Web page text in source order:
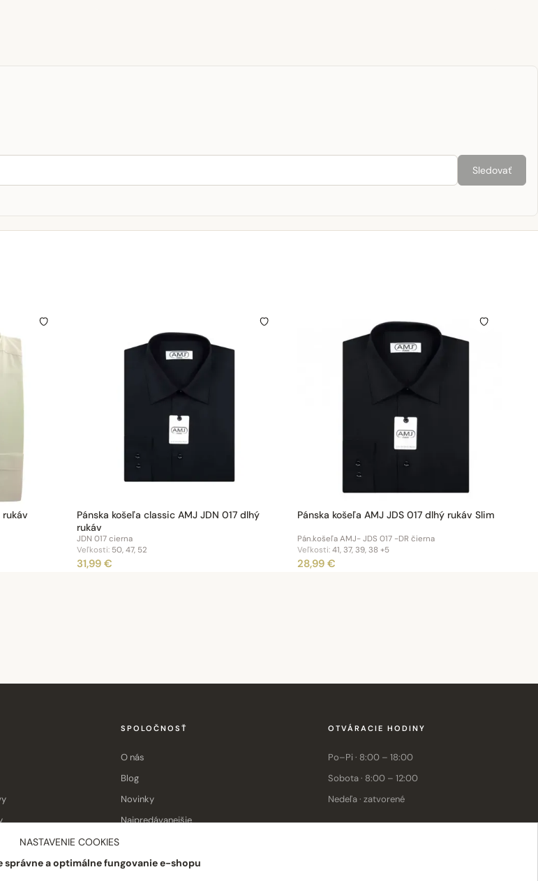
Sledovať
rukáv
Pánska košeľa classic AMJ JDN 017 dlhý
rukáv
JDN 017 cierna
Veľkosti: 50, 47, 52
31,99 €
Pánska košeľa AMJ JDS 017 dlhý rukáv Slim
Pán.košeľa AMJ- JDS 017 -DR čierna
Veľkosti:41, 37, 39, 38 +5
28,99 €
SPOLOČNOSŤ
O nás
Blog
Novinky
Najpredávanejšie
OTVÁRACIE HODINY
Po–Pi · 8:00 – 18:00
Sobota · 8:00 – 12:00
Nedeľa · zatvorené
NASTAVENIE COOKIES
správne a optimálne fungovanie e-shopu